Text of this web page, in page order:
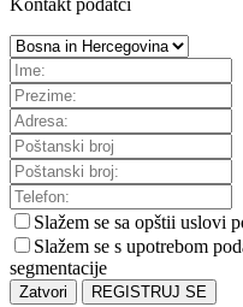
Kontakt podatci
Slažem se sa opštii uslovi
Slažem se s upotrebom
segmentacije
Zatvori REGISTRUJ SE